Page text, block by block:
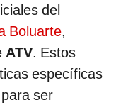
del
Boluarte,
ATV. Estos
específicas
ser